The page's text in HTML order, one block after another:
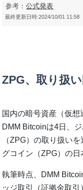
参考：公式発表
最終更新日時:2024/10/01 11:58
ZPG、取り扱
国内の暗号資産（仮想
DMM Bitcoinは4日、
（ZPG）の取り扱い
グコイン（ZPG）の日
執筆時点、DMM
ッジ取引（証拠金取